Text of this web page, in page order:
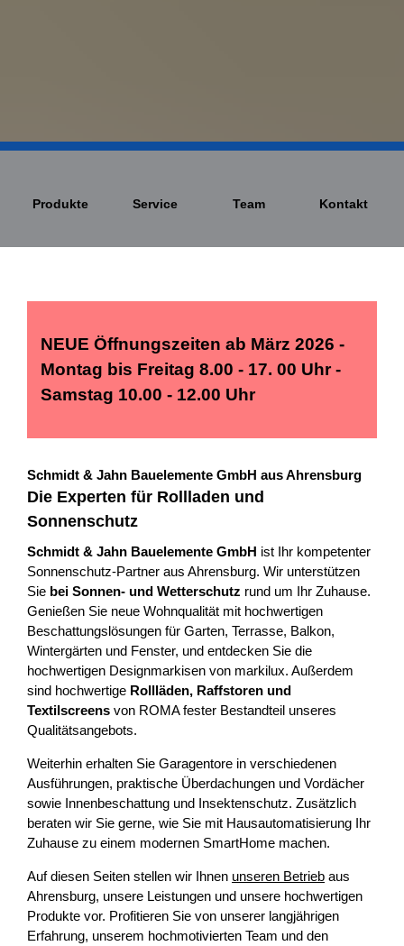
Produkte Service Team Kontakt
NEUE Öffnungszeiten ab März 2026 -
Montag bis Freitag 8.00 - 17. 00 Uhr -
Samstag 10.00 - 12.00 Uhr
Schmidt & Jahn Bauelemente GmbH aus Ahrensburg
Die Experten für Rollladen und
Sonnenschutz
Schmidt & Jahn Bauelemente GmbH ist Ihr kompetenter
Sonnenschutz-Partner aus Ahrensburg. Wir unterstützen
Sie bei Sonnen- und Wetterschutz rund um Ihr Zuhause.
Genießen Sie neue Wohnqualität mit hochwertigen
Beschattungslösungen für Garten, Terrasse, Balkon,
Wintergärten und Fenster, und entdecken Sie die
hochwertigen Designmarkisen von markilux. Außerdem
sind hochwertige Rollläden, Raffstoren und
Textilscreens von ROMA fester Bestandteil unseres
Qualitätsangebots.
Weiterhin erhalten Sie Garagentore in verschiedenen
Ausführungen, praktische Überdachungen und Vordächer
sowie Innenbeschattung und Insektenschutz. Zusätzlich
beraten wir Sie gerne, wie Sie mit Hausautomatisierung Ihr
Zuhause zu einem modernen SmartHome machen.
Auf diesen Seiten stellen wir Ihnen unseren Betrieb aus
Ahrensburg, unsere Leistungen und unsere hochwertigen
Produkte vor. Profitieren Sie von unserer langjährigen
Erfahrung, unserem hochmotivierten Team und den